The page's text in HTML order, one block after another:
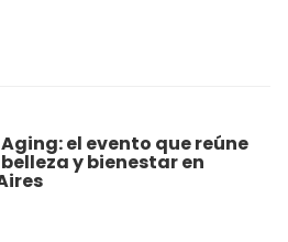
el evento que reúne
y bienestar en